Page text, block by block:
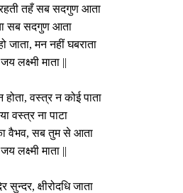
तहँ सब सदगुण आता
सब सदगुण आता
जाता, मन नहीं घबराता
लक्ष्मी माता ||
होता, वस्त्र न कोई पाता
वस्त्र ना पाटा
वैभव, सब तुम से आता
लक्ष्मी माता ||
सुन्दर, क्षीरोदधि जाता